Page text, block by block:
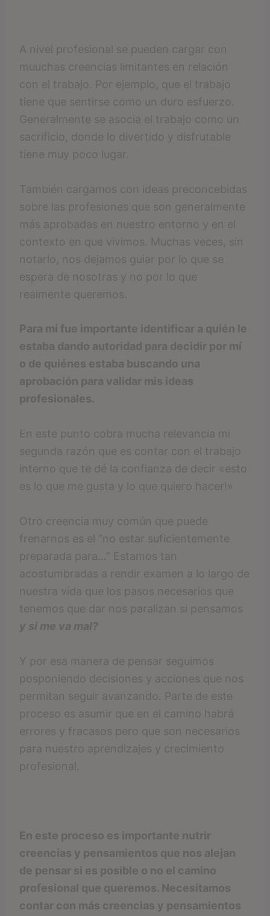
A nivel profesional se pueden cargar con
muuchas creencias limitantes en relación
con el trabajo. Por ejemplo, que el trabajo
tiene que sentirse como un duro esfuerzo.
Generalmente se asocia el trabajo como un
sacrificio, donde lo divertido y disfrutable
tiene muy poco lugar.
También cargamos con ideas preconcebidas
sobre las profesiones que son generalmente
más aprobadas en nuestro entorno y en el
contexto en que vivimos. Muchas veces, sin
notarlo, nos dejamos guiar por lo que se
espera de nosotras y no por lo que
realmente queremos.
Para mí fue importante identificar a quién le
estaba dando autoridad para decidir por mí
o de quiénes estaba buscando una
aprobación para validar mis ideas
profesionales.
En este punto cobra mucha relevancia mi
segunda razón que es contar con el trabajo
interno que te dé la confianza de decir «esto
es lo que me gusta y lo que quiero hacer!»
Otro creencia muy común que puede
frenarnos es el “no estar suficientemente
preparada para…” Estamos tan
acostumbradas a rendir examen a lo largo de
nuestra vida que los pasos necesarios que
tenemos que dar nos paralizan si pensamos
y si me va mal?
Y por esa manera de pensar seguimos
posponiendo decisiones y acciones que nos
permitan seguir avanzando. Parte de este
proceso es asumir que en el camino habrá
errores y fracasos pero que son necesarios
para nuestro aprendizajes y crecimiento
profesional.
En este proceso es importante nutrir
creencias y pensamientos que nos alejan
de pensar si es posible o no el camino
profesional que queremos. Necesitamos
contar con más creencias y pensamientos